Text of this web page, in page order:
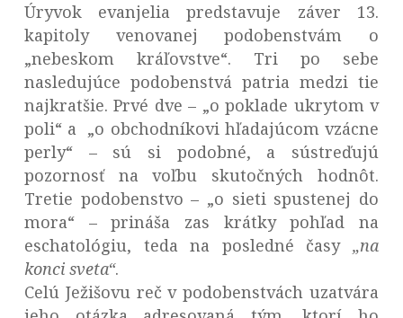
Úryvok evanjelia predstavuje záver 13.
kapitoly venovanej podobenstvám o
„nebeskom kráľovstve“. Tri po sebe
nasledujúce podobenstvá patria medzi tie
najkratšie. Prvé dve – „o poklade ukrytom v
poli“ a „o obchodníkovi hľadajúcom vzácne
perly“ – sú si podobné, a sústreďujú
pozornosť na voľbu skutočných hodnôt.
Tretie podobenstvo – „o sieti spustenej do
mora“ – prináša zas krátky pohľad na
eschatológiu, teda na posledné časy„na
konci sveta“.
Celú Ježišovu reč v podobenstvách uzatvára